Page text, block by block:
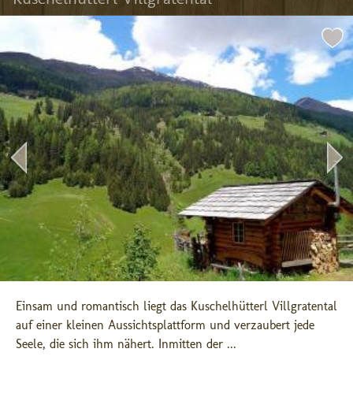
Einsam und romantisch liegt das Kuschelhütterl Villgratental
auf einer kleinen Aussichtsplattform und verzaubert jede
Seele, die sich ihm nähert. Inmitten der ...